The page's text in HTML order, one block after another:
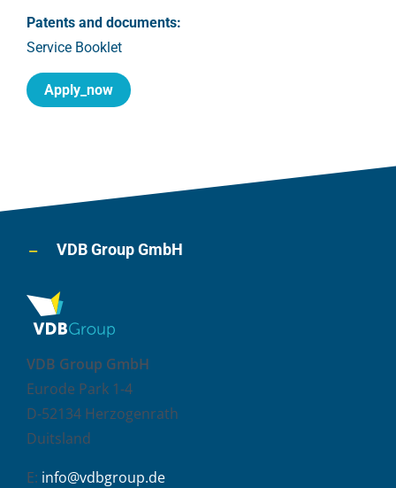
Patents and documents:
Service Booklet
Apply_now
VDB Group GmbH
VDB Group GmbH
Eurode Park 1-4
D-52134 Herzogenrath
Duitsland
E: info@vdbgroup.de